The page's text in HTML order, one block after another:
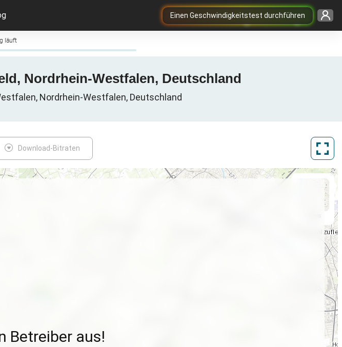
Einen Geschwindigkeitstest durchführen
läuft
Nordrhein-Westfalen, Deutschland
Nordrhein-Westfalen, Deutschland
Download-Bitraten
Betreiber aus!